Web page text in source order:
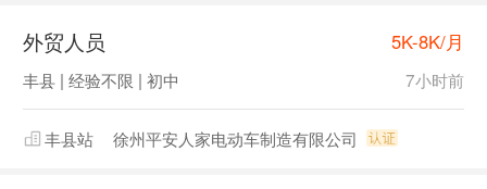
外贸人员 5K-8K/月
丰县 | 经验不限 | 初中 7小时前
丰县站 徐州平安人家电动车制造有限公司